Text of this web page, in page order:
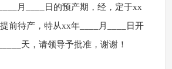
月____日的预产期，经，定于xx
前待产，特从xx年____月____日开
天，请领导予批准，谢谢！